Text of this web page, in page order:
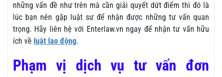
những vấn đề như trên mà cần giải quyết dứt điểm thì đó là
lúc bạn nên gặp luật sư để nhận được những tư vấn quan
trọng. Hãy liên hệ với Enterlaw.vn ngay để nhận tư vấn hữu
ích về luật lao động.
Phạm vị dịch vụ tư vấn đơn